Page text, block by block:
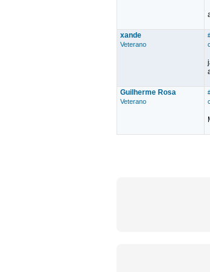
xande
Veterano
Guilherme Rosa
Veterano